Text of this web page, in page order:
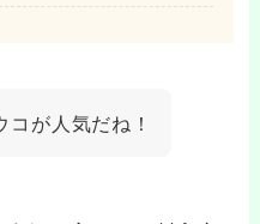
が人気だね！